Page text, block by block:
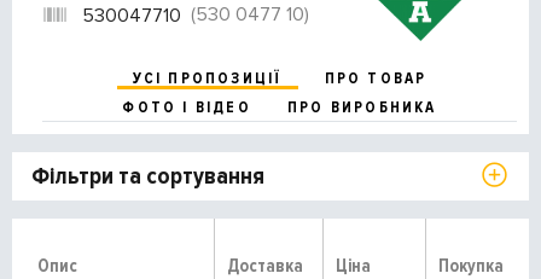
530047710 (530 0477 10)
УСІ ПРОПОЗИЦІЇ
ПРО ТОВАР
ФОТО І ВІДЕО
ПРО ВИРОБНИКА
Фільтри та сортування
Опис Доставка Ціна Покупка